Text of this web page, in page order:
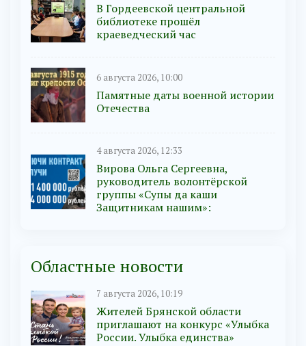
В Гордеевской центральной
библиотеке прошёл
краеведческий час
6 августа 2026, 10:00
Памятные даты военной истории
Отечества
4 августа 2026, 12:33
Вирова Ольга Сергеевна,
руководитель волонтёрской
группы «Супы да каши
Защитникам нашим»:
Областные новости
7 августа 2026, 10:19
Жителей Брянской области
приглашают на конкурс «Улыбка
России. Улыбка единства»